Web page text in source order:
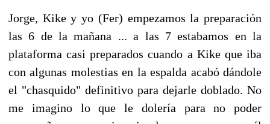
Jorge, Kike y yo (Fer) empezamos la preparación
las 6 de la mañana ... a las 7 estabamos en la
plataforma casi preparados cuando a Kike que iba
con algunas molestias en la espalda acabó dándole
el "chasquido" definitivo para dejarle doblado. No
me imagino lo que le dolería para no poder